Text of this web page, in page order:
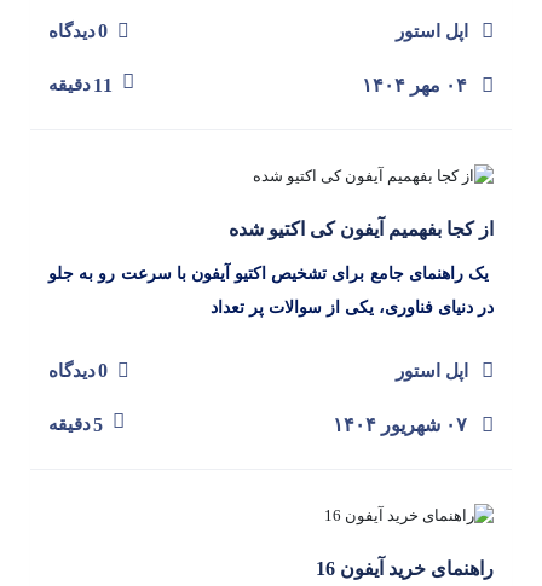
اپل استور 0دیدگاه
۰۴ مهر ۱۴۰۴ 11دقیقه
از کجا بفهمیم آیفون کی اکتیو شده
یک راهنمای جامع برای تشخیص اکتیو آیفون با سرعت رو به جلو
در دنیای فناوری، یکی از سوالات پر تعداد
اپل استور 0دیدگاه
۰۷ شهریور ۱۴۰۴ 5دقیقه
راهنمای خرید آیفون 16